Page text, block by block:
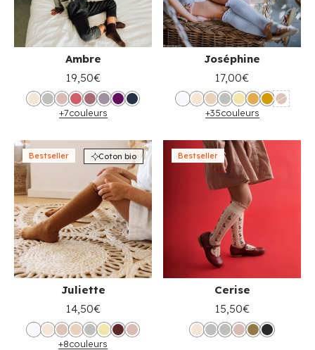
Ambre
19,50€
+7couleurs
Joséphine
17,00€
+35couleurs
Bestseller Coton bio
Juliette
14,50€
+8couleurs
Bestseller
Cerise
15,50€